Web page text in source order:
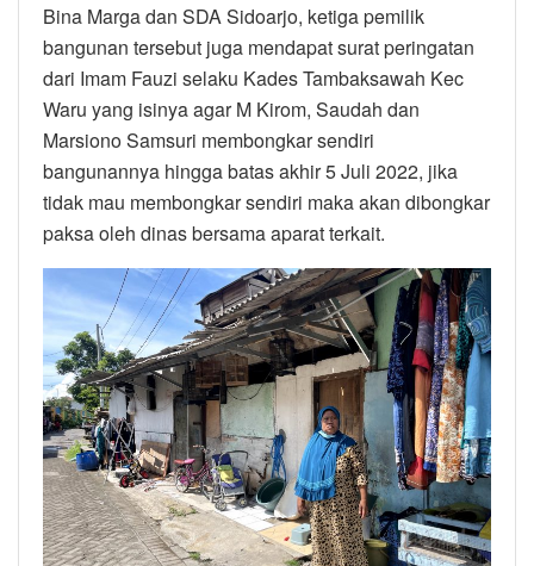
Bina Marga dan SDA Sidoarjo, ketiga pemilik
bangunan tersebut juga mendapat surat peringatan
dari Imam Fauzi selaku Kades Tambaksawah Kec
Waru yang isinya agar M Kirom, Saudah dan
Marsiono Samsuri membongkar sendiri
bangunannya hingga batas akhir 5 Juli 2022, jika
tidak mau membongkar sendiri maka akan dibongkar
paksa oleh dinas bersama aparat terkait.